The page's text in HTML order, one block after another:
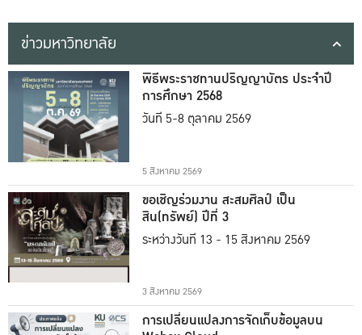
ข่าวมหาวิทยาลัย
พิธีพระราชทานปริญญาบัตร ประจำปี
การศึกษา 2568
วันที่ 5-8 ตุลาคม 2569
5 สิงหาคม 2569
ขอเชิญร่วมงาน สะสมศิลป์ เป็น
สิน(ทรัพย์) ปีที่ 3
ระหว่างวันที่ 13 - 15 สิงหาคม 2569
3 สิงหาคม 2569
การเปลี่ยนแปลงการจัดเก็บข้อมูลบน